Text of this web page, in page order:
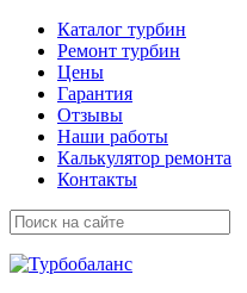
Каталог турбин
Ремонт турбин
Цены
Гарантия
Отзывы
Наши работы
Калькулятор ремонта
Контакты